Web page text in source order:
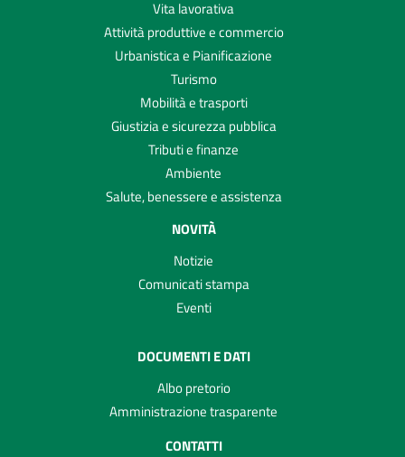
Vita lavorativa
Attività produttive e commercio
Urbanistica e Pianificazione
Turismo
Mobilità e trasporti
Giustizia e sicurezza pubblica
Tributi e finanze
Ambiente
Salute, benessere e assistenza
NOVITÀ
Notizie
Comunicati stampa
Eventi
DOCUMENTI E DATI
Albo pretorio
Amministrazione trasparente
CONTATTI